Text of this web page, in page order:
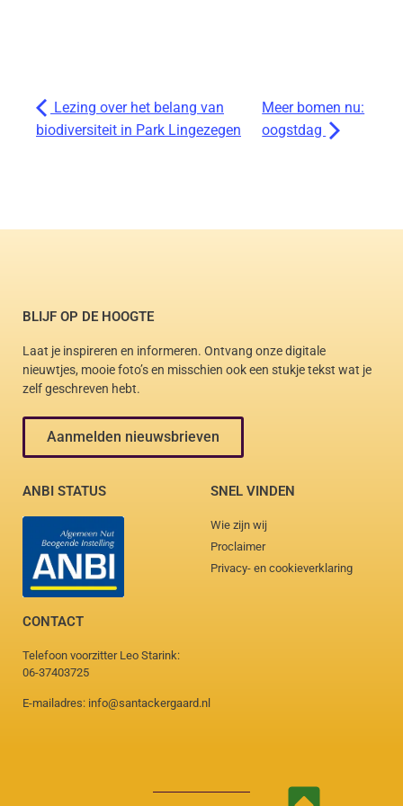
Lezing over het belang van
biodiversiteit in Park Lingezegen
Meer bomen nu:
oogstdag
BLIJF OP DE HOOGTE
Laat je inspireren en informeren. Ontvang onze digitale
nieuwtjes, mooie foto’s en misschien ook een stukje tekst wat je
zelf geschreven hebt.
Aanmelden nieuwsbrieven
ANBI STATUS SNEL VINDEN
Wie zijn wij
Proclaimer
Privacy- en cookieverklaring
CONTACT
Telefoon voorzitter Leo Starink:
06-37403725
E-mailadres: info@santackergaard.nl